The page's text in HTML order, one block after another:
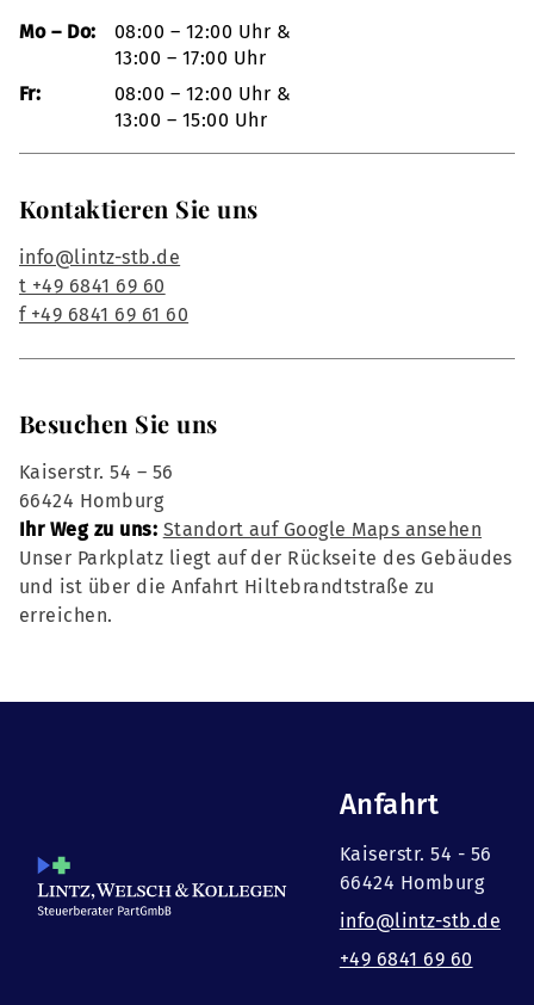
Mo – Do:
08:00 – 12:00 Uhr &
13:00 – 17:00 Uhr
Fr:
08:00 – 12:00 Uhr &
13:00 – 15:00 Uhr
Kontaktieren Sie uns
info@lintz-stb.de
t +49 6841 69 60
f +49 6841 69 61 60
Besuchen Sie uns
Kaiserstr. 54 – 56
66424 Homburg
Ihr Weg zu uns: Standort auf Google Maps ansehen
Unser Parkplatz liegt auf der Rückseite des Gebäudes
und ist über die Anfahrt Hiltebrandtstraße zu
erreichen.
Anfahrt
Kaiserstr. 54 - 56
66424 Homburg
info@lintz-stb.de
+49 6841 69 60